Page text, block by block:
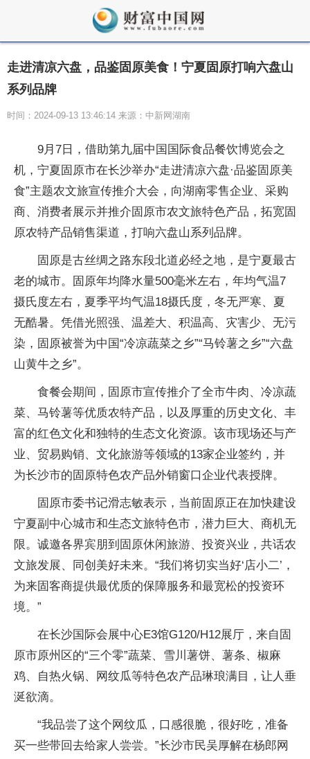
走进清凉六盘，品鉴固原美食！宁夏固原打响六盘山
系列品牌
时间：2024-09-13 13:46:14 来源：中新网湖南
9月7日，借助第九届中国国际食品餐饮博览会之
机，宁夏固原市在长沙举办“走进清凉六盘·品鉴固原美
食”主题农文旅宣传推介大会，向湖南零售企业、采购
商、消费者展示并推介固原市农文旅特色产品，拓宽固
原农特产品销售渠道，打响六盘山系列品牌。
固原是古丝绸之路东段北道必经之地，是宁夏最古
老的城市。固原年均降水量500毫米左右，年均气温7
摄氏度左右，夏季平均气温18摄氏度，冬无严寒、夏
无酷暑。凭借光照强、温差大、积温高、灾害少、无污
染，固原被誉为中国“冷凉蔬菜之乡”“马铃薯之乡”“六盘
山黄牛之乡”。
食餐会期间，固原市宣传推介了全市牛肉、冷凉蔬
菜、马铃薯等优质农特产品，以及厚重的历史文化、丰
富的红色文化和独特的生态文化资源。该市现场还与产
业、贸易购销、文化旅游等领域的13家企业签约，并
为长沙市的固原特色农产品外销窗口企业代表授牌。
固原市委书记滑志敏表示，当前固原正在加快建设
宁夏副中心城市和生态文旅特色市，潜力巨大、商机无
限。诚邀各界宾朋到固原休闲旅游、 投资兴业，共话农
文旅发展、同创美好未来。“我们将切实当好‘店小二’，
为来固客商提供最优质的保障服务和最宽松的投资环
境。”
在长沙国际会展中心E3馆G120/H12展厅，来自固
原市原州区的“三个零”蔬菜、雪川薯饼、薯条、椒麻
鸡、自热火锅、网纹瓜等特色农产品琳琅满目，让人垂
涎欲滴。
“我品尝了这个网纹瓜，口感很脆，很好吃，准备
买一些带回去给家人尝尝。”长沙市民吴厚解在杨郎网